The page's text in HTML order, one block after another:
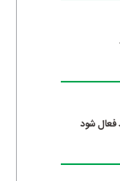
فعال شود